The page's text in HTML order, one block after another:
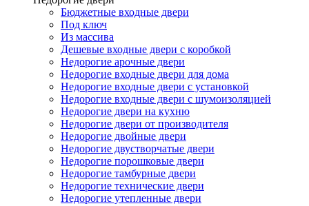
Бюджетные входные двери
Под ключ
Из массива
Дешевые входные двери с коробкой
Недорогие арочные двери
Недорогие входные двери для дома
Недорогие входные двери с установкой
Недорогие входные двери с шумоизоляцией
Недорогие двери на кухню
Недорогие двери от производителя
Недорогие двойные двери
Недорогие двустворчатые двери
Недорогие порошковые двери
Недорогие тамбурные двери
Недорогие технические двери
Недорогие утепленные двери